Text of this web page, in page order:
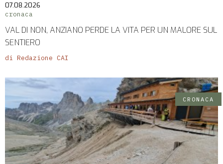
07.08.2026
cronaca
VAL DI NON, ANZIANO PERDE LA VITA PER UN MALORE SUL
SENTIERO
di Redazione CAI
CRONACA